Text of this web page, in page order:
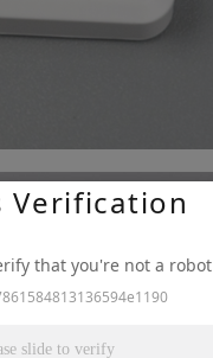
Verification
that you're not a robot
slide to verify